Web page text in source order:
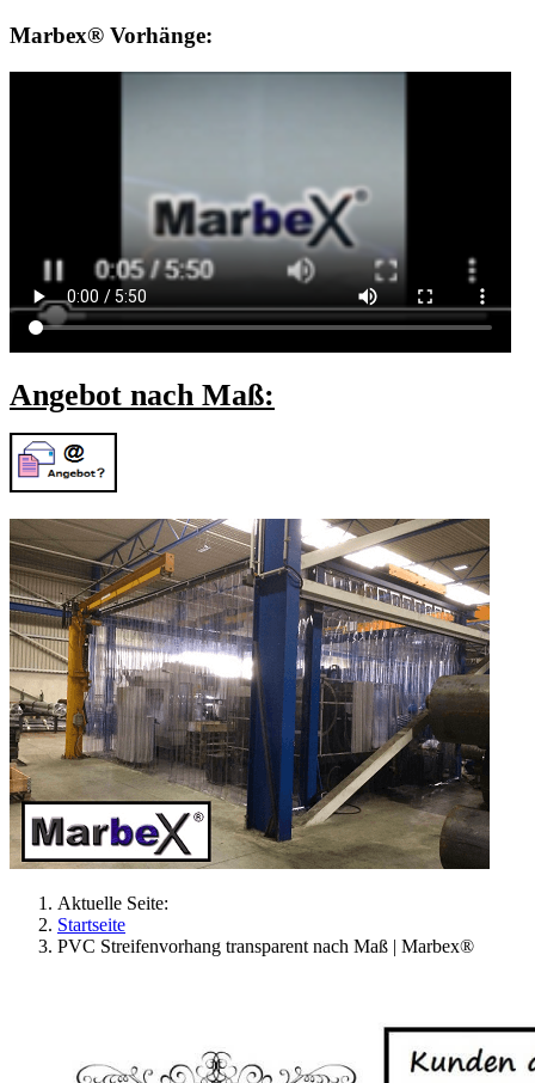
Marbex® Vorhänge:
Angebot nach Maß:
Aktuelle Seite:
Startseite
PVC Streifenvorhang transparent nach Maß | Marbex®